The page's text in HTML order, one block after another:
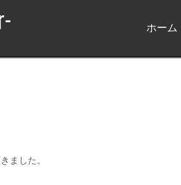
ホーム
ました。